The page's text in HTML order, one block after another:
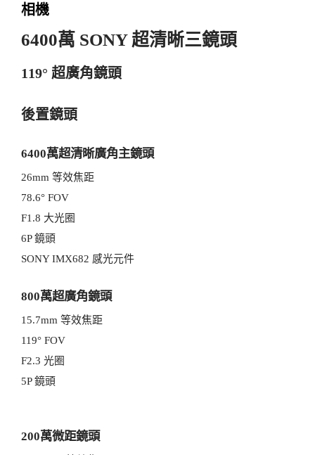
相機
6400萬 SONY 超清晰三鏡頭
119° 超廣角鏡頭
後置鏡頭
6400萬超清晰廣角主鏡頭
26mm 等效焦距
78.6° FOV
F1.8 大光圈
6P 鏡頭
SONY IMX682 感光元件
800萬超廣角鏡頭
15.7mm 等效焦距
119° FOV
F2.3 光圈
5P 鏡頭
200萬微距鏡頭